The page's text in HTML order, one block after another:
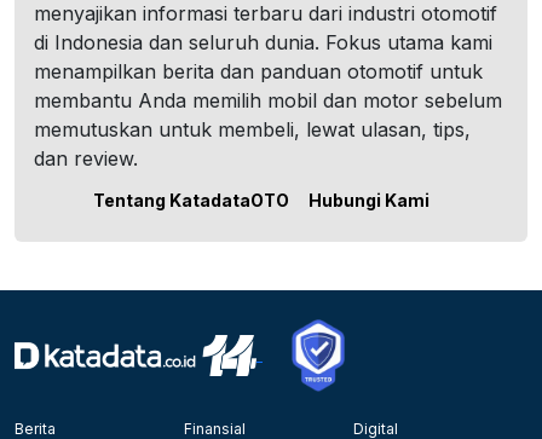
menyajikan informasi terbaru dari industri otomotif
di Indonesia dan seluruh dunia. Fokus utama kami
menampilkan berita dan panduan otomotif untuk
membantu Anda memilih mobil dan motor sebelum
memutuskan untuk membeli, lewat ulasan, tips,
dan review.
Tentang KatadataOTO Hubungi Kami
Berita
Finansial
Digital